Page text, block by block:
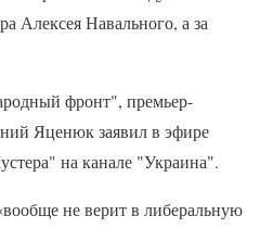
Алексея Навального, а за
фронт", премьер-
Яценюк заявил в эфире
на канале "Украина".
не верит в либеральную